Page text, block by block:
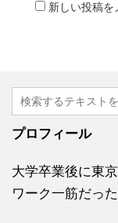
新しい投稿を
プロフィール
大学卒業後に東
ワーク一筋だった